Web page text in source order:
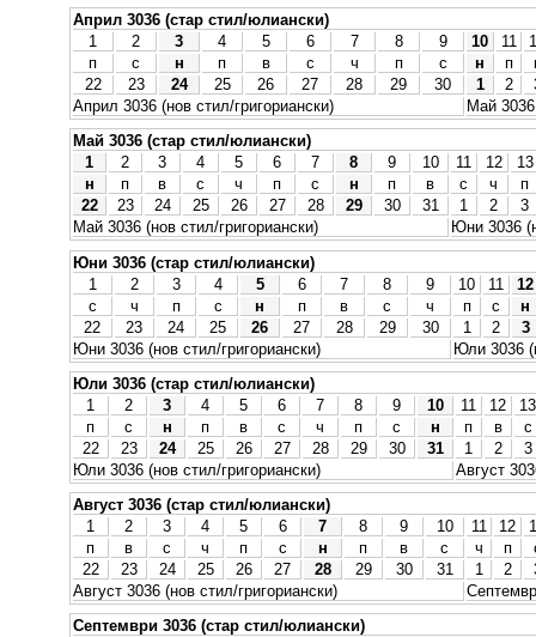
Април 3036 (стар стил/юлиански)
1
2 3 4 5 6 7 8 9 10 11
п
с н п в с ч п с н п
22
23 24 25 26 27 28 29 30 1 2
Април 3036 (нов стил/григориански)
Май 3036
Май 3036 (стар стил/юлиански)
1
2 3 4 5 6 7 8 9 10 11 12
13
н
п в с ч п с н п в с ч
п
22
23 24 25 26 27 28 29 30 31 1 2
3
Май 3036 (нов стил/григориански)
Юни 3036
Юни 3036 (стар стил/юлиански)
1
2 3 4 5 6 7 8 9 10 11
12
с
ч п с н п в с ч п с
н
22
23 24 25 26 27 28 29 30 1 2
3
Юни 3036 (нов стил/григориански)
Юли 3036
Юли 3036 (стар стил/юлиански)
1
2 3 4 5 6 7 8 9 10 11 12
13
п
с н п в с ч п с н п в
с
22
23 24 25 26 27 28 29 30 31 1 2
3
Юли 3036 (нов стил/григориански)
Август
Август 3036 (стар стил/юлиански)
1
2 3 4 5 6 7 8 9 10 11 12
п
в с ч п с н п в с ч п
22
23 24 25 26 27 28 29 30 31 1 2
Август 3036 (нов стил/григориански)
Септември 3036 (стар стил/юлиански)